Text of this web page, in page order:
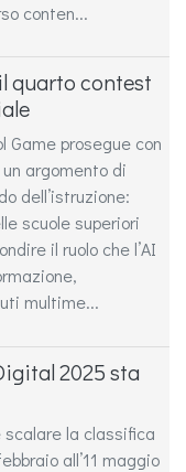
conten...
quarto contest
Game prosegue con
argomento di
dell’istruzione:
scuole superiori
il ruolo che l’AI
multime...
2025 sta
la classifica
all’11 maggio